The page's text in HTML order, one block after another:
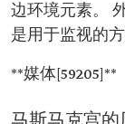
边环境元素。
是用于监视的
**媒体[59205]**